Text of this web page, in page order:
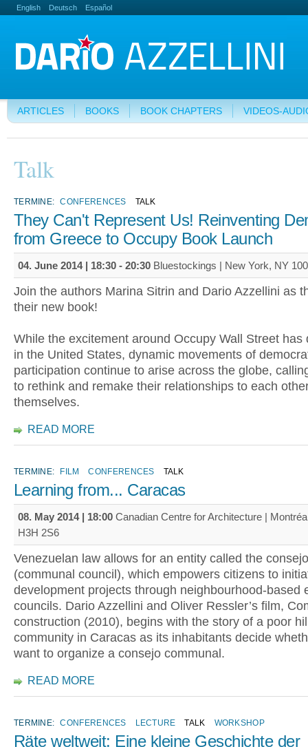
English Deutsch Español
ARTICLES BOOKS BOOK CHAPTERS VIDEOS-
Talk
TERMINE: CONFERENCES TALK
They Can't Represent Us! Reinventing
from Greece to Occupy Book Launch
04. June 2014 | 18:30 - 20:30 Bluestockings | New York, NY
Join the authors Marina Sitrin and Dario Azzellini as
their new book!
While the excitement around Occupy Wall Street has
in the United States, dynamic movements of
participation continue to arise across the globe,
to rethink and remake their relationships to each
themselves.
READ MORE
TERMINE: FILM CONFERENCES TALK
Learning from... Caracas
08. May 2014 | 18:00 Canadian Centre for Architecture |
H3H 2S6
Venezuelan law allows for an entity called the
(communal council), which empowers citizens to
development projects through neighbourhood-based
councils. Dario Azzellini and Oliver Ressler’s film,
construction (2010), begins with the story of a poor
community in Caracas as its inhabitants decide
want to organize a consejo communal.
READ MORE
TERMINE: CONFERENCES LECTURE TALK WORKSHOP
Räte weltweit: Eine kleine Geschichte der